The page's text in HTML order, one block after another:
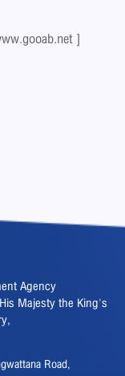
]
Agency
Majesty the King's
Road,